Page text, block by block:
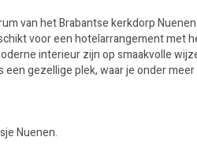
van het Brabantse kerkdorp
voor een hotelarrangement met
interieur zijn op smaakvolle
gezellige plek, waar je onder meer
Nuenen.